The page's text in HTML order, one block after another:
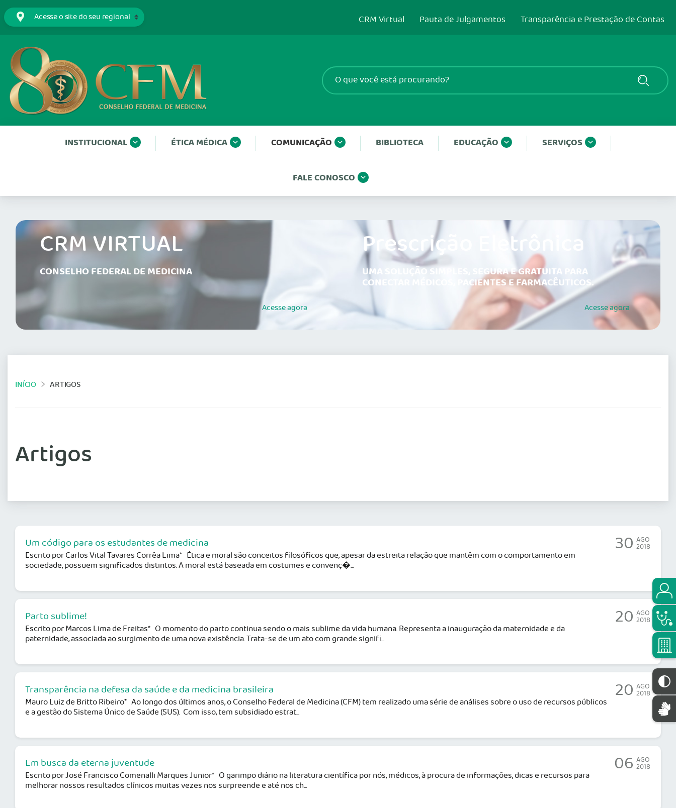
CRM Virtual Pauta de Julgamentos Transparência e Prestação de Contas
INSTITUCIONAL ÉTICA MÉDICA COMUNICAÇÃO BIBLIOTECA EDUCAÇÃO SERVIÇOS
FALE CONOSCO
CRM VIRTUAL
CONSELHO FEDERAL DE MEDICINA
Acesseagora
Prescrição Eletrônica
UMA SOLUÇÃO SIMPLES, SEGURA E GRATUITA PARA
CONECTAR MÉDICOS, PACIENTES E FARMACÊUTICOS.
Acesseagora
INÍCIO ARTIGOS
Artigos
Um código para os estudantes de medicina
Escrito por Carlos Vital Tavares Corrêa Lima* Ética e moral são conceitos filosóficos que, apesar da estreita relação que mantêm com o comportamento em
sociedade, possuem significados distintos. A moral está baseada em costumes e convenç�...
30 AGO
2018
Parto sublime!
Escrito por Marcos Lima de Freitas* O momento do parto continua sendo o mais sublime da vida humana. Representa a inauguração da maternidade e da
paternidade, associada ao surgimento de uma nova existência. Trata-se de um ato com grande signifi...
20 AGO
2018
Transparência na defesa da saúde e da medicina brasileira
Mauro Luiz de Britto Ribeiro* Ao longo dos últimos anos, o Conselho Federal de Medicina (CFM) tem realizado uma série de análises sobre o uso de recursos públicos
e a gestão do Sistema Único de Saúde (SUS). Com isso, tem subsidiado estrat...
20 AGO
2018
Em busca da eterna juventude
Escrito por José Francisco Comenalli Marques Junior* O garimpo diário na literatura científica por nós, médicos, à procura de informações, dicas e recursos para
melhorar nossos resultados clínicos muitas vezes nos surpreende e até nos ch...
06 AGO
2018